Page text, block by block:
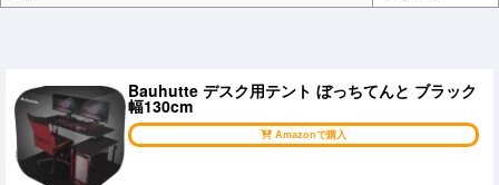
Bauhutte デスク用テント ぼっちてんと ブラック
幅130cm
Amazonで購入